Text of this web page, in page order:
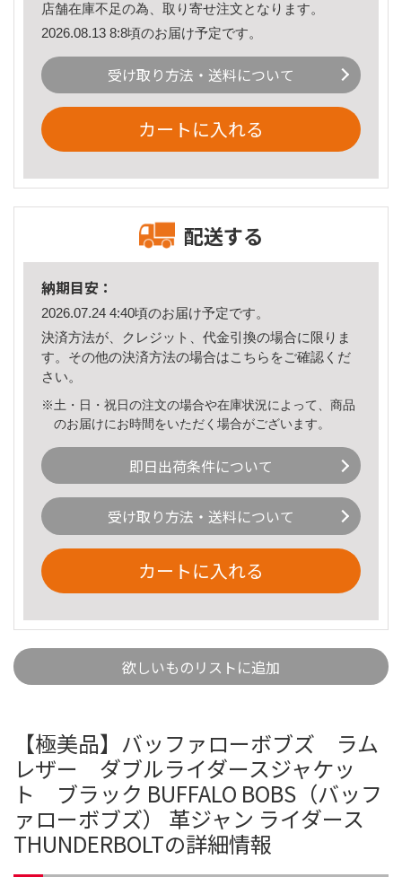
店舗在庫不足の為、取り寄せ注文となります。
2026.08.13 8:8頃のお届け予定です。
受け取り方法・送料について
カートに入れる
配送する
納期目安：
2026.07.24 4:40頃のお届け予定です。
決済方法が、クレジット、代金引換の場合に限りま
す。その他の決済方法の場合はこちら をご確認くだ
さい。
※土・日・祝日の注文の場合や在庫状況によって、商品
のお届けにお時間をいただく場合がございます。
即日出荷条件について
受け取り方法・送料について
カートに入れる
欲しいものリストに追加
【極美品】バッファローボブズ ラム
レザー ダブルライダースジャケッ
ト ブラック BUFFALO BOBS（バッフ
ァローボブズ） 革ジャン ライダース
THUNDERBOLTの詳細情報